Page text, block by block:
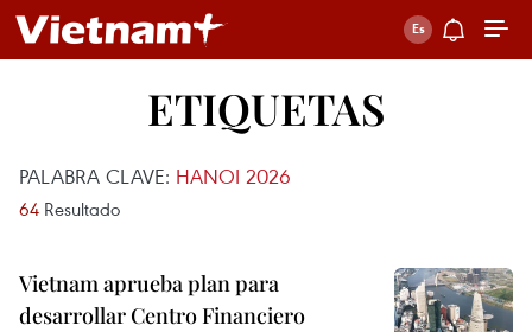
ETIQUETAS
PALABRA CLAVE: HANOI 2026
64 Resultado
Vietnam aprueba plan para
desarrollar Centro Financiero